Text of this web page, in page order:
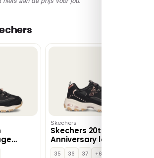
Skechers
Skechers 20th
Anniversary lage
sneakers – Zwart
35 36 37
+6